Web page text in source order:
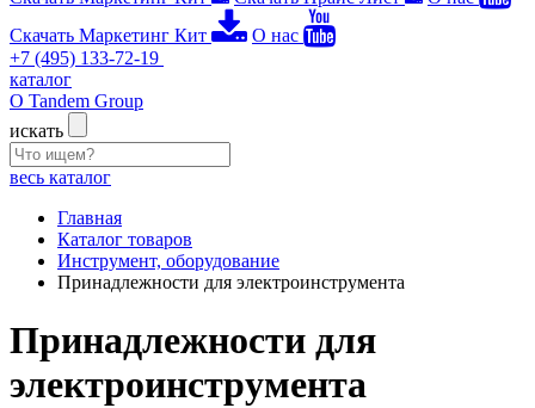
Скачать Маркетинг Кит
О нас
+7 (495) 133-72-19
каталог
О Tandem Group
искать
весь каталог
Главная
Каталог товаров
Инструмент, оборудование
Принадлежности для электроинструмента
Принадлежности для
электроинструмента